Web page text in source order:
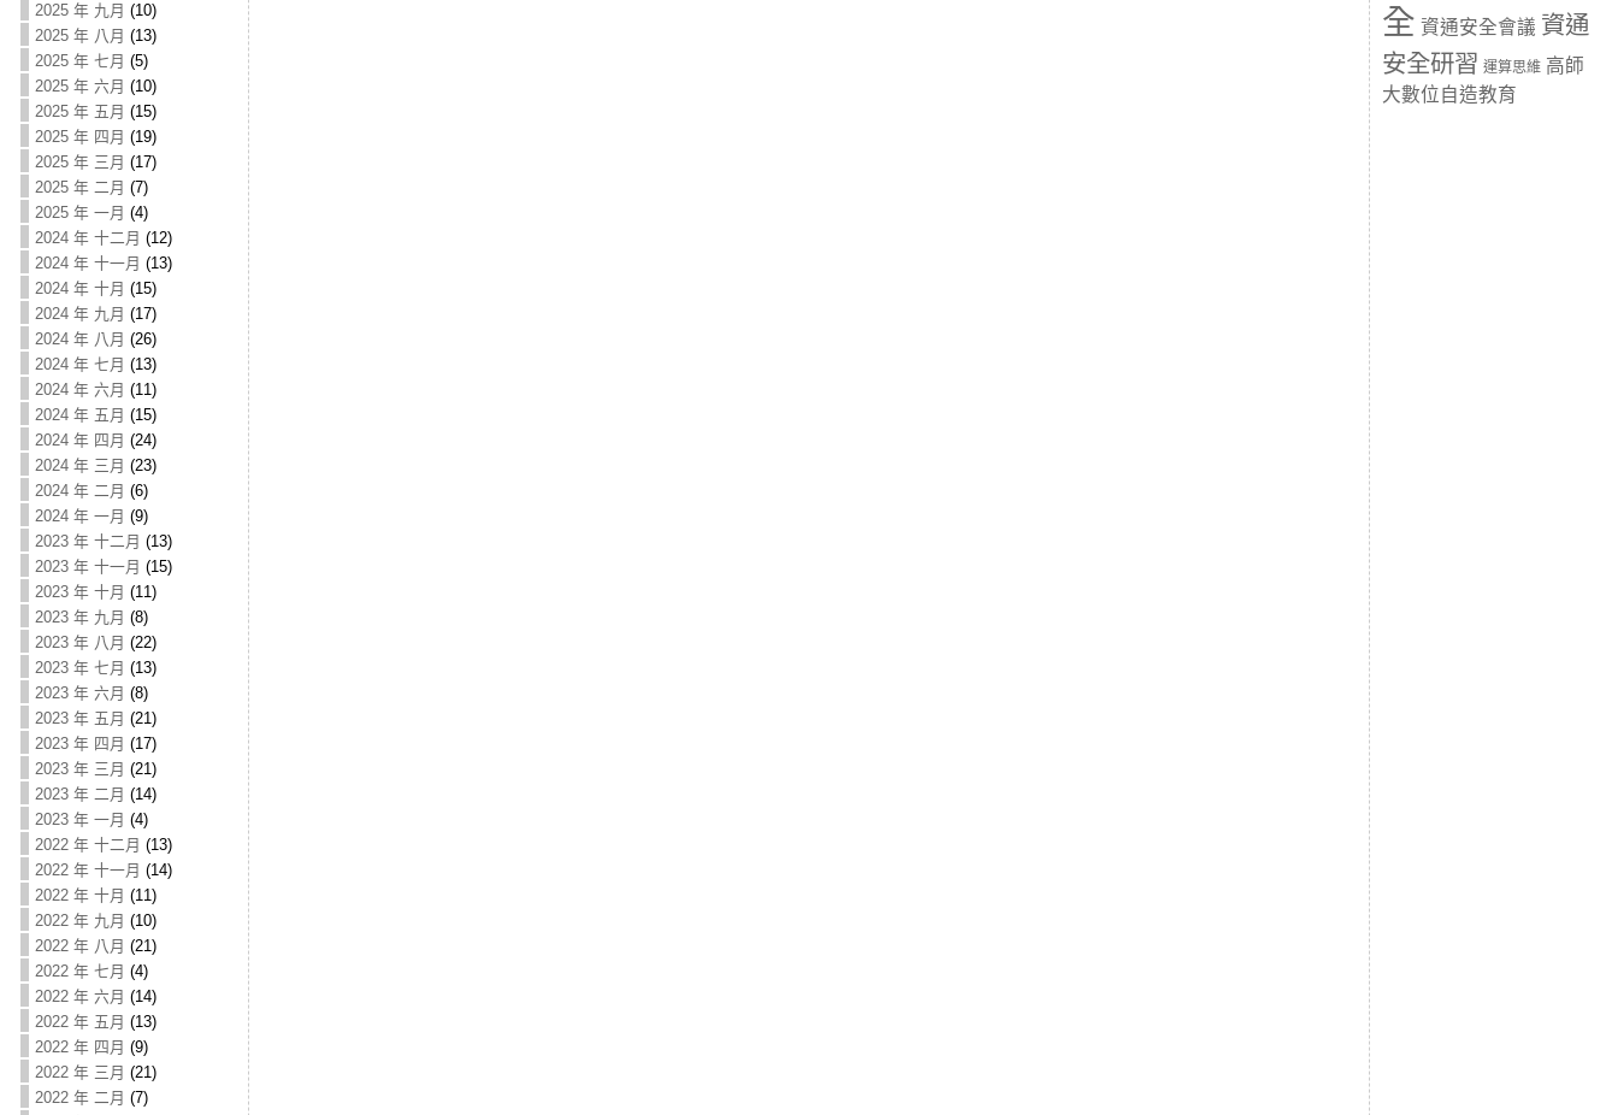
2025 年 九月 (10)
2025 年 八月 (13)
2025 年 七月 (5)
2025 年 六月 (10)
2025 年 五月 (15)
2025 年 四月 (19)
2025 年 三月 (17)
2025 年 二月 (7)
2025 年 一月 (4)
2024 年 十二月 (12)
2024 年 十一月 (13)
2024 年 十月 (15)
2024 年 九月 (17)
2024 年 八月 (26)
2024 年 七月 (13)
2024 年 六月 (11)
2024 年 五月 (15)
2024 年 四月 (24)
2024 年 三月 (23)
2024 年 二月 (6)
2024 年 一月 (9)
2023 年 十二月 (13)
2023 年 十一月 (15)
2023 年 十月 (11)
2023 年 九月 (8)
2023 年 八月 (22)
2023 年 七月 (13)
2023 年 六月 (8)
2023 年 五月 (21)
2023 年 四月 (17)
2023 年 三月 (21)
2023 年 二月 (14)
2023 年 一月 (4)
2022 年 十二月 (13)
2022 年 十一月 (14)
2022 年 十月 (11)
2022 年 九月 (10)
2022 年 八月 (21)
2022 年 七月 (4)
2022 年 六月 (14)
2022 年 五月 (13)
2022 年 四月 (9)
2022 年 三月 (21)
2022 年 二月 (7)
全 資通安全會議 資通
安全研習 運算思維 高師
大數位自造教育